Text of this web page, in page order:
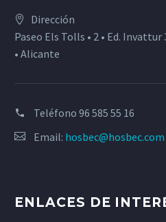
Dirección
Paseo Els Tolls • 2 • Ed.
• Alicante
Teléfono 96 585 55 16
Email: hosbec@hosbec.com
ENLACES DE